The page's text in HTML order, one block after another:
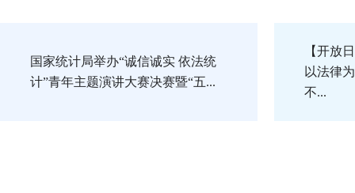
国家统计局举办“诚信诚实 依法统
计”青年主题演讲大赛决赛暨“五...
【开放
以法律
不...